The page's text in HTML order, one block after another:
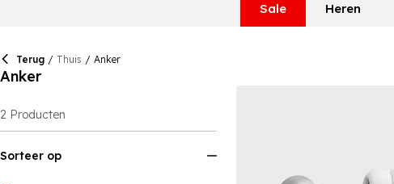
Sale Heren
Terug / Thuis / Anker
Anker
2 Producten
Sorteer op